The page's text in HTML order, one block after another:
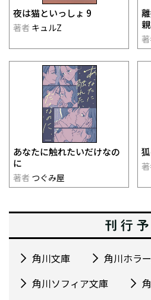
夜は猫といっしょ 9
著者 キュルZ
あなたに触れたいだけなの
に
著者 つぐみ屋
角川文庫
角川ホラ
角川ソフィア文庫